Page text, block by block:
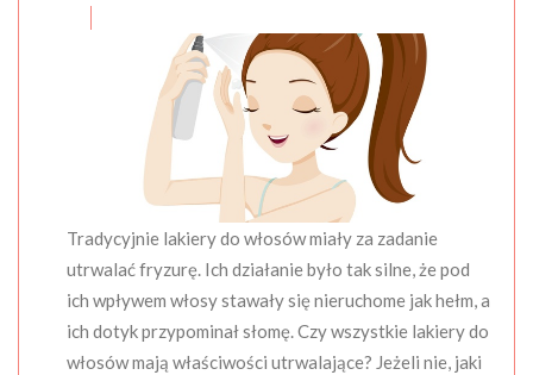
Tradycyjnie lakiery do włosów miały za zadanie
utrwalać fryzurę. Ich działanie było tak silne, że pod
ich wpływem włosy stawały się nieruchome jak hełm, a
ich dotyk przypominał słomę. Czy wszystkie lakiery do
włosów mają właściwości utrwalające? Jeżeli nie, jaki